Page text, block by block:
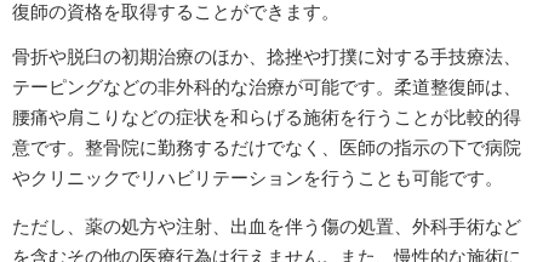
復師の資格を取得することができます。
骨折や脱臼の初期治療のほか、捻挫や打撲に対する手技療法、
テーピングなどの非外科的な治療が可能です。柔道整復師は、
腰痛や肩こりなどの症状を和らげる施術を行うことが比較的得
意です。整骨院に勤務するだけでなく、医師の指示の下で病院
やクリニックでリハビリテーションを行うことも可能です。
ただし、薬の処方や注射、出血を伴う傷の処置、外科手術など
を含むその他の医療行為は行えません。また、慢性的な施術に